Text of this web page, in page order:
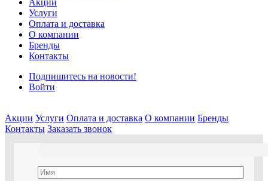
Акции
Услуги
Оплата и доставка
О компании
Бренды
Контакты
Подпишитесь на новости!
Войти
Акции Услуги Оплата и доставка О компании Бренды
Контакты Заказать звонок